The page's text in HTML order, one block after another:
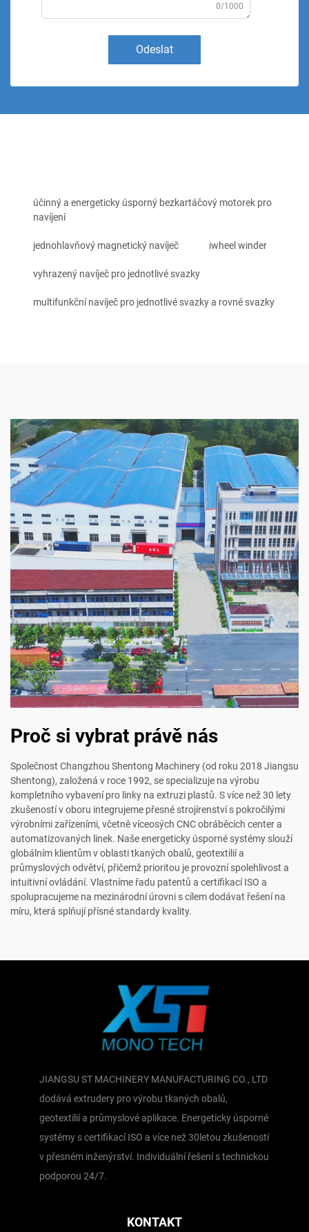
0/1000
Odeslat
účinný a energeticky úsporný bezkartáčový motorek pro
navíjení
jednohlavňový magnetický navíječ iwheel winder
vyhrazený navíječ pro jednotlivé svazky
multifunkční navíječ pro jednotlivé svazky a rovné svazky
Proč si vybrat právě nás
Společnost Changzhou Shentong Machinery (od roku 2018 Jiangsu
Shentong), založená v roce 1992, se specializuje na výrobu
kompletního vybavení pro linky na extruzi plastů. S více než 30 lety
zkušeností v oboru integrujeme přesné strojírenství s pokročilými
výrobními zařízeními, včetně víceosých CNC obráběcích center a
automatizovaných linek. Naše energeticky úsporné systémy slouží
globálním klientům v oblasti tkaných obalů, geotextilií a
průmyslových odvětví, přičemž prioritou je provozní spolehlivost a
intuitivní ovládání. Vlastníme řadu patentů a certifikací ISO a
spolupracujeme na mezinárodní úrovni s cílem dodávat řešení na
míru, která splňují přísné standardy kvality.
JIANGSU ST MACHINERY MANUFACTURING CO., LTD
dodává extrudery pro výrobu tkaných obalů,
geotextilií a průmyslové aplikace. Energeticky úsporné
systémy s certifikací ISO a více než 30letou zkušeností
v přesném inženýrství. Individuální řešení s technickou
podporou 24/7.
KONTAKT